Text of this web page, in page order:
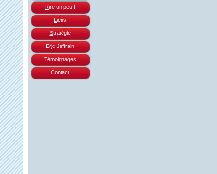
Rire un peu !
L iens
Stratégie
Eric Jaffrain
Témoignages
Contact